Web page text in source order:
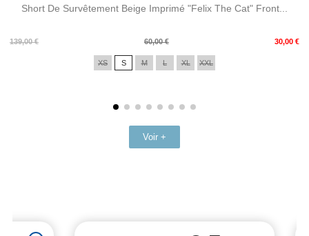
Short De Survêtement Beige Imprimé "Felix The Cat" Front...
139,00 €
Prix
60,00 € 30,00 €
Prix
XS S M L XL XXL
Voir +